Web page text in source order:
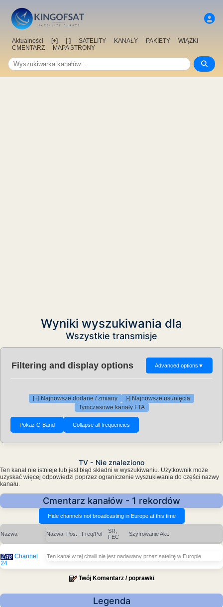
Aktualności [+] [-] SATELITY KANAŁY PAKIETY
WIĄZKI
CMENTARZ
MAPA STRONY
Wyniki wyszukiwania dla
Wszystkie transmisje
Filtering and display options Advanced options ▼
[+] Najnowsze dodane / zmiany
[-] Najnowsze usunięcia
Tymczasowe kanały FTA
TV - Nie znaleziono
Ten kanał nie istnieje lub jest błąd składni w wyszukiwaniu. Użytkownik może
uzyskać więcej odpowiedzi poprzez ograniczenie wyszukiwania do części nazwy
kanału.
Cmentarz kanałów - 1 rekordów
Nazwa Nazwa, Pos. Freq/Pol
SR,
FEC
SzyfrowanieAkt.
Channel
24
Ten kanał w tej chwili nie jest nadawany przez satelitę w Europie
Twój Komentarz / poprawki
Legenda